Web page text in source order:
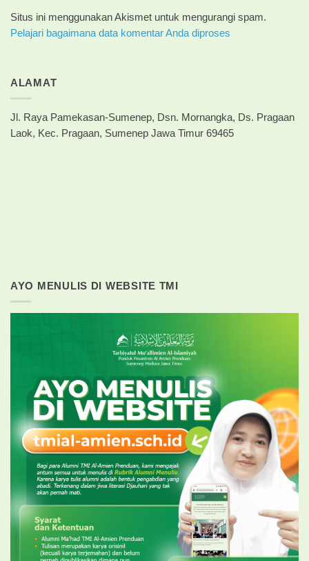
Situs ini menggunakan Akismet untuk mengurangi spam.
Pelajari bagaimana data komentar Anda diproses
ALAMAT
Jl. Raya Pamekasan-Sumenep, Dsn. Mornangka, Ds. Pragaan
Laok, Kec. Pragaan, Sumenep Jawa Timur 69465
AYO MENULIS DI WEBSITE TMI